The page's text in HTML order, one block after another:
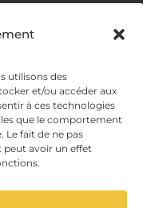
utilisons des
et/ou accéder aux
à ces technologies
que le comportement
Le fait de ne pas
peut avoir un effet